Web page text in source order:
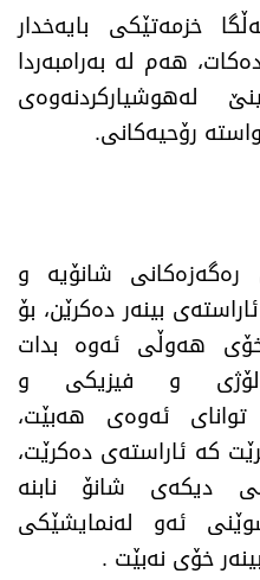
خزمەتێكی بایەخدار
هەم لە بەرامبەردا
لەهوشیاركردنەوەی
رۆحیەكانی.
رەگەزەكانی شانۆیە و
بینەر دەكرێن، بۆ
هەوڵی ئەوە بدات
و فیزیكی و
توانای ئەوەی هەبێت،
كە ئاراستەی دەكرێت،
دیكەی شانۆ نابنە
ئەو لەنمایشێكی
خۆی نەبێت .